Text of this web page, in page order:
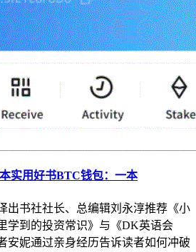
实用好书BTC钱包：一本
出书社社长、总编辑刘永淳推荐《小
学到的投资常识》与《DK英语会
安妮通过亲身经历告诉读者如何冲破